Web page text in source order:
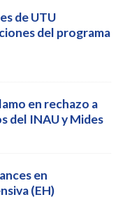
de UTU
del programa
en rechazo a
del INAU y Mides
en
(EH)